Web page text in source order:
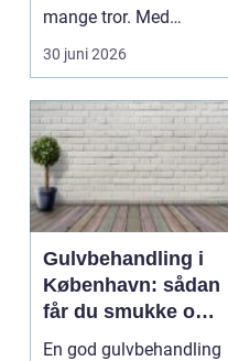
mange tror. Med
professionel
erhvervsren...
30 juni 2026
Gulvbehandling i
København: sådan
får du smukke og
holdbare trægulve
En god gulvbehandling